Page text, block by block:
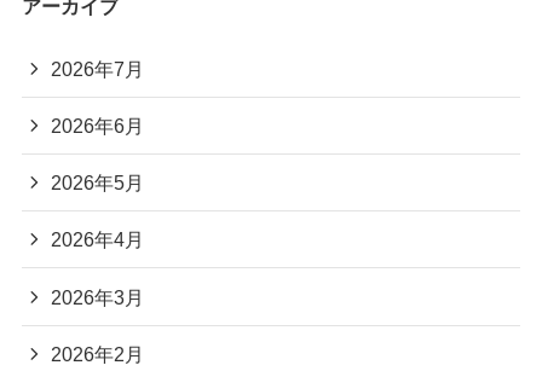
アーカイブ
2026年7月
2026年6月
2026年5月
2026年4月
2026年3月
2026年2月